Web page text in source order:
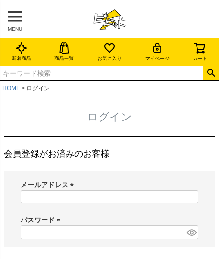
MENU
新着商品 商品一覧 お気に入り マイページ カート
HOME ログイン
ログイン
会員登録がお済みのお客様
メールアドレス
)
パスワード